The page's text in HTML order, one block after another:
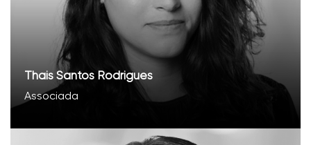
Thais Santos Rodrigues
Associada